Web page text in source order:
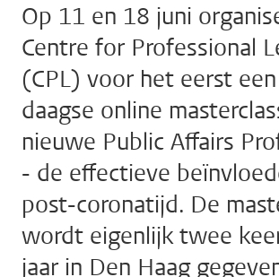
Op 11 en 18 juni
Centre for Professional
(CPL) voor het eerst
daagse online
nieuwe Public Affairs
- de effectieve
post-coronatijd. De
wordt eigenlijk twee
jaar in Den Haag